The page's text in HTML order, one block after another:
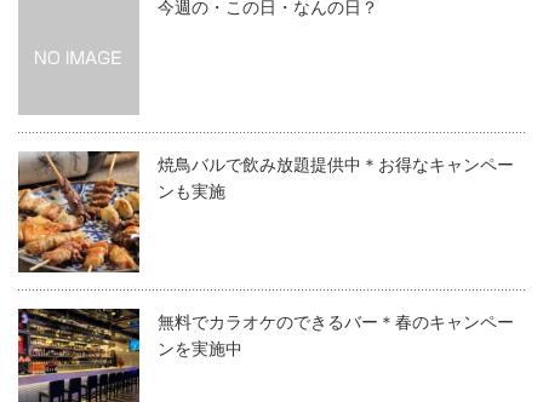
今週の・この日・なんの日？
焼鳥バルで飲み放題提供中＊お得なキャンペー
ンも実施
無料でカラオケのできるバー＊春のキャンペー
ンを実施中